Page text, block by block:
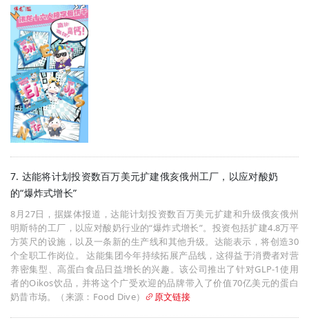
7. 达能将计划投资数百万美元扩建俄亥俄州工厂，以应对酸奶
的“爆炸式增长”
8月27日，据媒体报道，达能计划投资数百万美元扩建和升级俄亥俄州
明斯特的工厂，以应对酸奶行业的“爆炸式增长”。投资包括扩建4.8万平
方英尺的设施，以及一条新的生产线和其他升级。达能表示，将创造30
个全职工作岗位。 达能集团今年持续拓展产品线，这得益于消费者对营
养密集型、高蛋白食品日益增长的兴趣。该公司推出了针对GLP-1使用
者的Oikos饮品，并将这个广受欢迎的品牌带入了价值70亿美元的蛋白
奶昔市场。（来源：Food Dive）
原文链接